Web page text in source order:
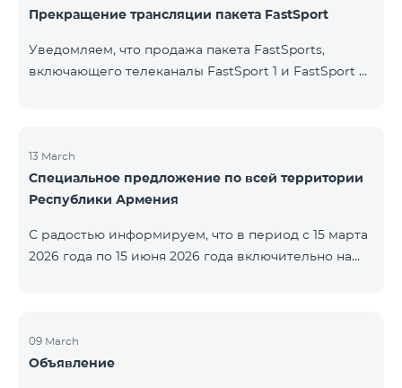
Прекращение трансляции пакета FastSport
Уведомляем, что продажа пакета FastSports,
включающего телеканалы FastSport 1 и FastSport 2,
решением вещателя. По вопросам или для
получения дополнительной информации просим
обращаться в компанию «Фаст Медиа».
13 March
Специальное предложение по всей территории
Республики Армения
С радостью информируем, что в период с 15 марта
2026 года по 15 июня 2026 года включительно на
Региональный будут доступны со скидкой 25% при
подключении на 12 месяцев с автоматическим
09 March
Объявление